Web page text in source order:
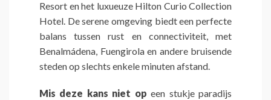
Resort en het luxueuze Hilton Curio Collection
Hotel. De serene omgeving biedt een perfecte
balans tussen rust en connectiviteit, met
Benalmádena, Fuengirola en andere bruisende
steden op slechts enkele minuten afstand.
Mis deze kans niet op een stukje paradijs